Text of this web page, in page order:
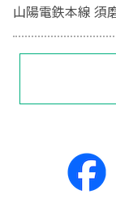
山陽電鉄本線 須